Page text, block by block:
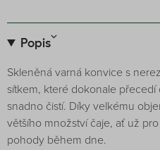
Popis
Skleněná varná konvice s
sítkem, které dokonale
snadno čistí. Díky velkému
většího množství čaje, ať už
pohody během dne.